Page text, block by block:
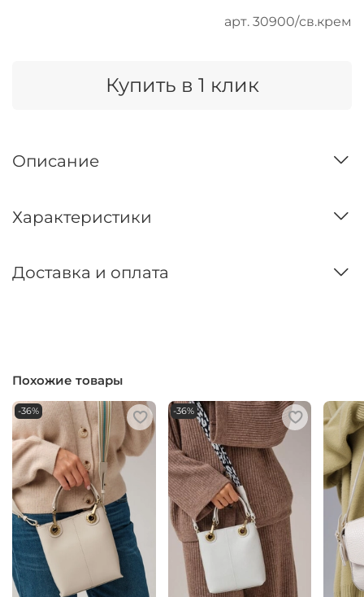
арт. 30900/св.крем
Купить в 1 клик
Описание
Характеристики
Доставка и оплата
Похожие товары
-36% -36%